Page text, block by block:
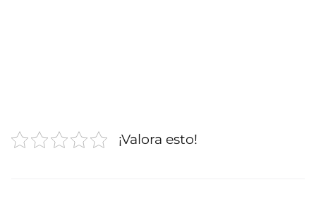
¡Valora esto!